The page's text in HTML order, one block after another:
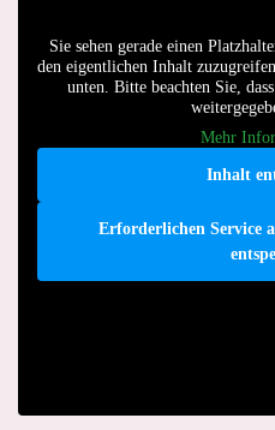
Sie sehen gerade einen
den eigentlichen Inhalt
unten. Bitte beachten Sie,
Mehr
Inhalt
Erforderlichen Service